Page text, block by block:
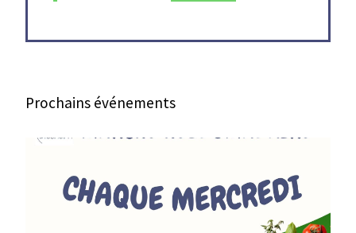
Prochains événements